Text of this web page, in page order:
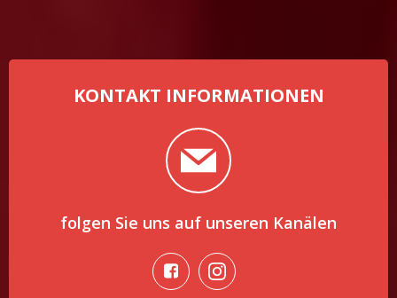
KONTAKT INFORMATIONEN
folgen Sie uns auf unseren Kanälen